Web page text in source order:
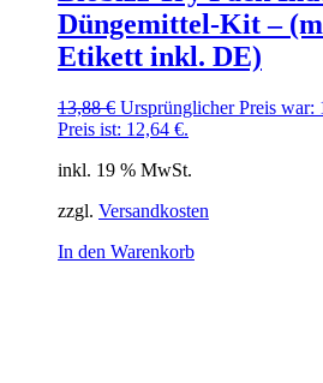
Düngemittel-Kit –
Etikett inkl. DE)
13,88€ Ursprünglicher Preis war:
Preis ist: 12,64 €.
inkl. 19 % MwSt.
zzgl. Versandkosten
In den Warenkorb